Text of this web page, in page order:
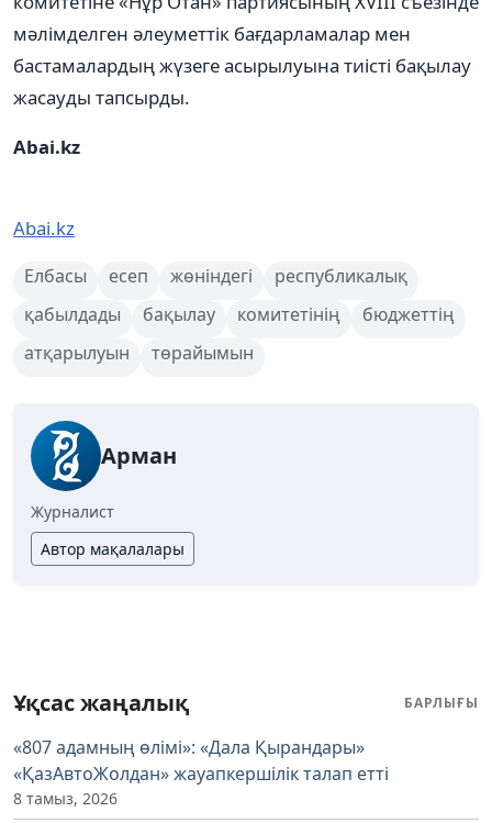
мәлімделген әлеуметтік бағдарламалар мен
бастамалардың жүзеге асырылуына тиісті бақылау
жасауды тапсырды.
Abai.kz
Abai.kz
Елбасы есеп жөніндегі
республикалық
қабылдады
бақылау комитетінің
бюджеттің
атқарылуын
төрайымын
Арман
Журналист
Автор мақалалары
Ұқсас жаңалық БАРЛЫҒЫ
«807 адамның өлімі»: «Дала Қырандары»
«ҚазАвтоЖолдан» жауапкершілік талап етті
8 тамыз, 2026